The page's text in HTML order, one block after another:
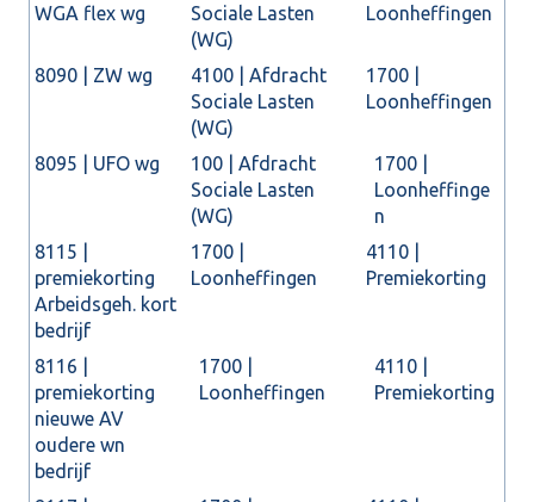
WGA flex wg
Sociale Lasten
(WG)
Loonheffingen
8090 | ZW wg
4100 | Afdracht
Sociale Lasten
(WG)
1700 |
Loonheffingen
8095 | UFO wg
100 | Afdracht
Sociale Lasten
(WG)
1700 |
Loonheffinge
n
8115 |
premiekorting
Arbeidsgeh. kort
bedrijf
1700 |
Loonheffingen
4110 |
Premiekorting
8116 |
premiekorting
nieuwe AV
oudere wn
bedrijf
1700 |
Loonheffingen
4110 |
Premiekorting